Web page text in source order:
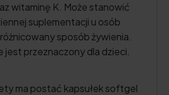
witaminę K. Może stanowić
suplementacji u osób
sposób żywienia.
jest przeznaczony dla dzieci.
ma postać kapsułek softgel